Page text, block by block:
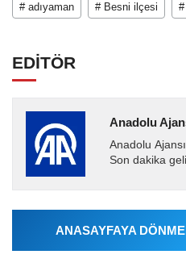
# adıyaman # Besni ilçesi
EDİTÖR
Anadolu
Anadolu
Son dakika
Ajansı
ANASAYFAYA